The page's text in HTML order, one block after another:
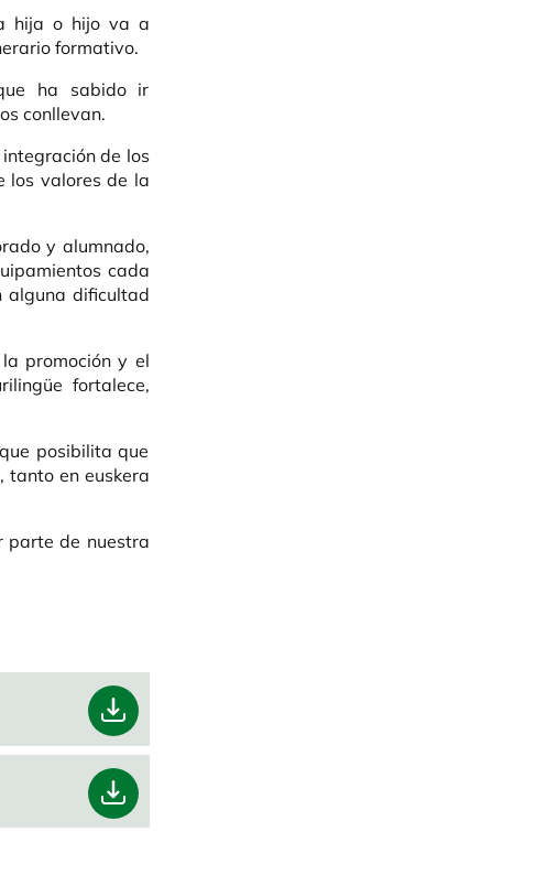
hija o hijo va a
formativo.
ha sabido ir
conllevan.
de los
los valores de la
y alumnado,
cada
alguna dificultad
promoción y el
fortalece,
posibilita que
tanto en euskera
parte de nuestra